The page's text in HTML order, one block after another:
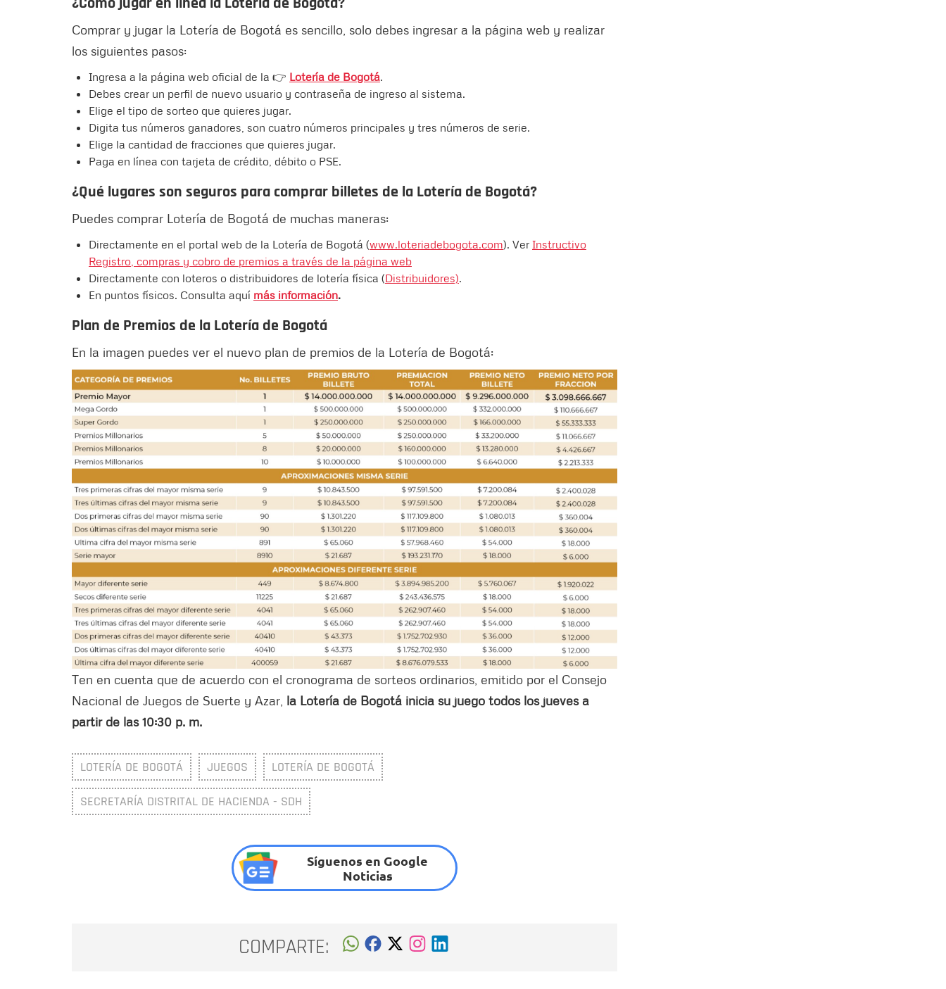
Comprar y jugar la Lotería de Bogotá es sencillo, solo debes ingresar a la página web y realizar
los siguientes pasos:
Ingresa a la página web oficial de la 👉 Lotería de Bogotá.
Debes crear un perfil de nuevo usuario y contraseña de ingreso al sistema.
Elige el tipo de sorteo que quieres jugar.
Digita tus números ganadores, son cuatro números principales y tres números de serie.
Elige la cantidad de fracciones que quieres jugar.
Paga en línea con tarjeta de crédito, débito o PSE.
¿Qué lugares son seguros para comprar billetes de la Lotería de Bogotá?
Puedes comprar Lotería de Bogotá de muchas maneras:
Directamente en el portal web de la Lotería de Bogotá (www.loteriadebogota.com). Ver Instructivo
Registro, compras y cobro de premios a través de la página web
Directamente con loteros o distribuidores de lotería física (Distribuidores).
En puntos físicos. Consulta aquí más información.
Plan de Premios de la Lotería de Bogotá
En la imagen puedes ver el nuevo plan de premios de la Lotería de Bogotá:
Ten en cuenta que de acuerdo con el cronograma de sorteos ordinarios, emitido por el Consejo
Nacional de Juegos de Suerte y Azar, la Lotería de Bogotá inicia su juego todos los jueves a
partir de las 10:30 p. m.
LOTERÍA DE BOGOTÁ JUEGOS LOTERÍA DE BOGOTÁ
SECRETARÍA DISTRITAL DE HACIENDA - SDH
Síguenos en Google
Noticias
COMPARTE: